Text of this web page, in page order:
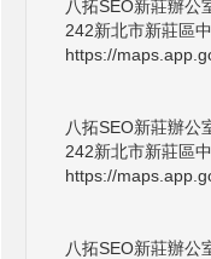
八拓SEO新莊辦公
242新北市新莊區
https://
八拓SEO新莊辦公
242新北市新莊區
https://
八拓SEO新莊辦公